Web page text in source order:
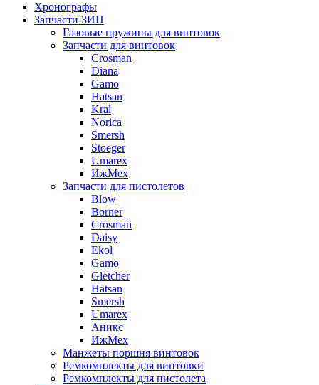
Хронографы
Запчасти ЗИП
Газовые пружины для винтовок
Запчасти для винтовок
Crosman
Diana
Gamo
Hatsan
Kral
Norica
Smersh
Stoeger
Umarex
ИжМех
Запчасти для пистолетов
Blow
Borner
Crosman
Daisy
Ekol
Gamo
Gletcher
Hatsan
Smersh
Umarex
Аникс
ИжМех
Манжеты поршня винтовок
Ремкомплекты для винтовки
Ремкомплекты для пистолета